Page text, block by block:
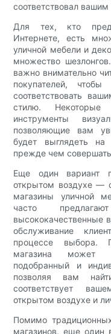
соответствовал
Для тех, кто
Интернете, есть
уличной мебели и
множество
важно внимательно
покупателей,
соответствовать
стилю. Некоторые
инструменты
позволяющие вам
будет выглядеть
прежде чем
Еще один вариант
открытом воздухе —
магазины уличной
часто
высококачественные
обслуживание
процессе выбора.
магазина может
подобранный и
позволяя вам
соответствует
открытом воздухе и
Помимо
магазинов, еще один